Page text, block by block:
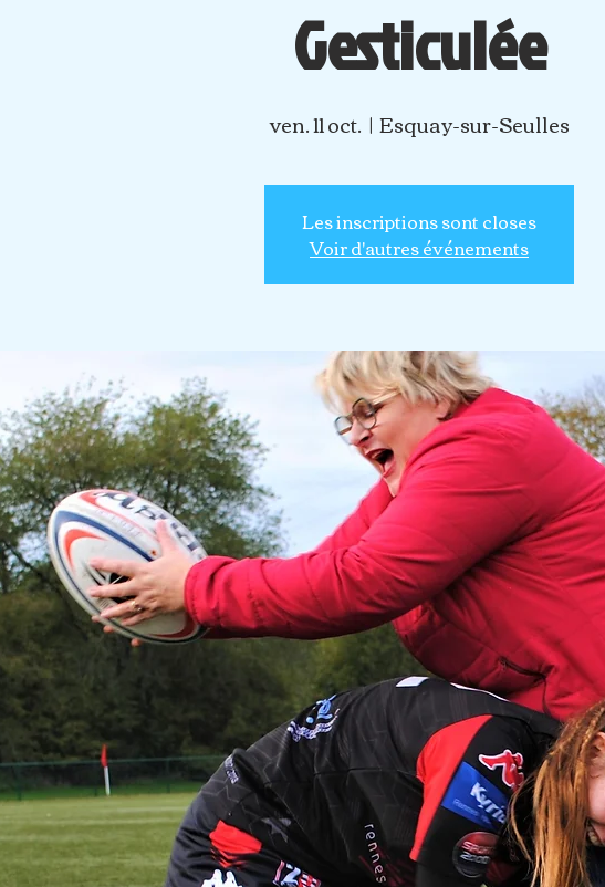
Gesticulée
ven. 11 oct.
  |
Esquay-sur-Seulles
Les inscriptions sont closes
Voir d'autres événements